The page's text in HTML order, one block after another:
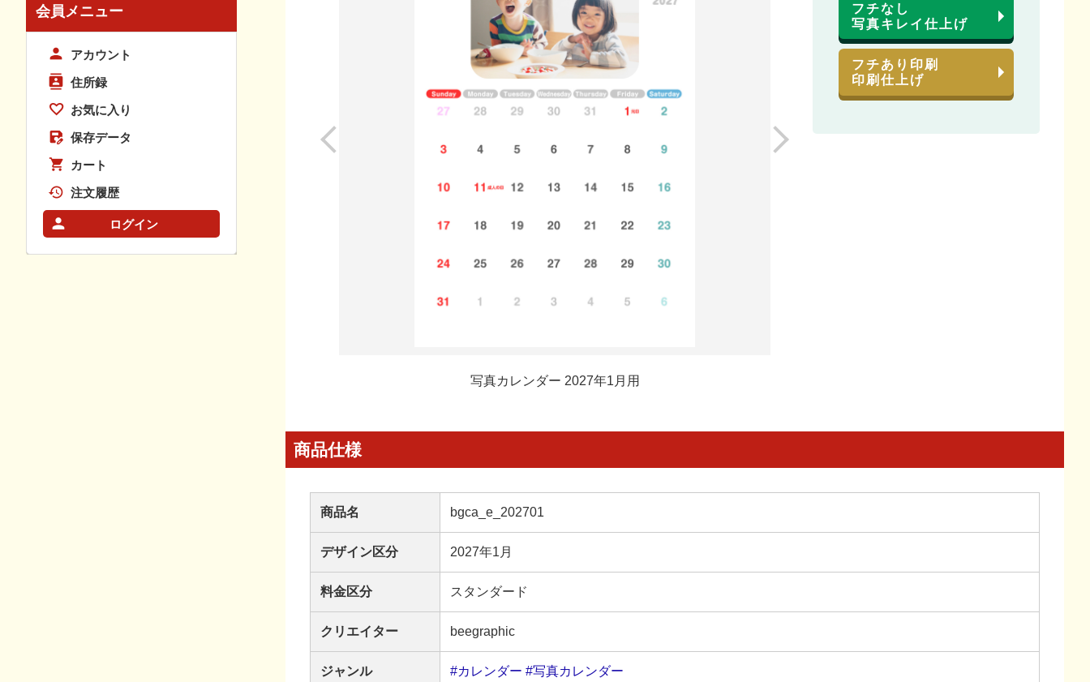
写真カレンダー 2027年1月用
フチなし
写真キレイ仕上げ
フチあり印刷
印刷仕上げ
商品仕様
商品名 bgca_e_202701
デザイン区分 2027年1月
料金区分 スタンダード
クリエイター beegraphic
ジャンル #カレンダー #写真カレンダー
会員メニュー
アカウント
住所録
お気に入り
保存データ
カート
注文履歴
ログイン